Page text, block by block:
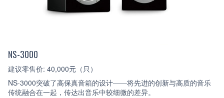
NS-3000
建议零售价: 40,000元（只）
NS-3000突破了高保真音箱的设计——将先进的创新与高质的音乐
传统融合在一起，传达出音乐中较细微的差异。